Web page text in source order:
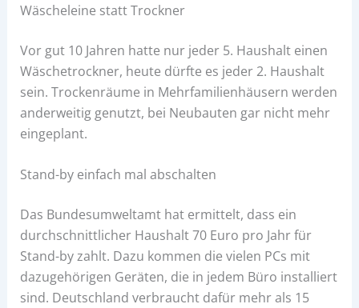
Wäscheleine statt Trockner
Vor gut 10 Jahren hatte nur jeder 5. Haushalt einen
Wäschetrockner, heute dürfte es jeder 2. Haushalt
sein. Trockenräume in Mehrfamilienhäusern werden
anderweitig genutzt, bei Neubauten gar nicht mehr
eingeplant.
Stand-by einfach mal abschalten
Das Bundesumweltamt hat ermittelt, dass ein
durchschnittlicher Haushalt 70 Euro pro Jahr für
Stand-by zahlt. Dazu kommen die vielen PCs mit
dazugehörigen Geräten, die in jedem Büro installiert
sind. Deutschland verbraucht dafür mehr als 15